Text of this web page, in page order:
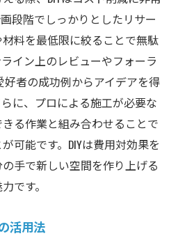
段階でしっかりとしたリサー
料を最低限に絞ることで無駄
イン上のレビューやフォーラ
好者の成功例からアイデアを得
に、プロによる施工が必要な
る作業と組み合わせることで
可能です。DIYは費用対効果を
手で新しい空間を作り上げる
です。
活用法